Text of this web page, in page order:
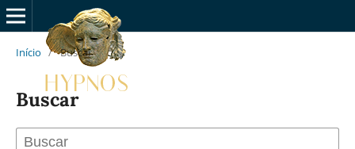
Início / Buscar
Buscar